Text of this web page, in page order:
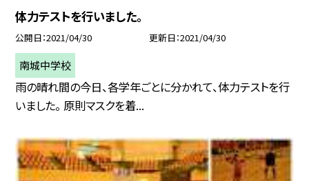
体力テストを行いました。
公開日 2021/04/30 更新日 2021/04/30
南城中学校
雨の晴れ間の今日、各学年ごとに分かれて、体力テストを行
いました。 原則マスクを着...